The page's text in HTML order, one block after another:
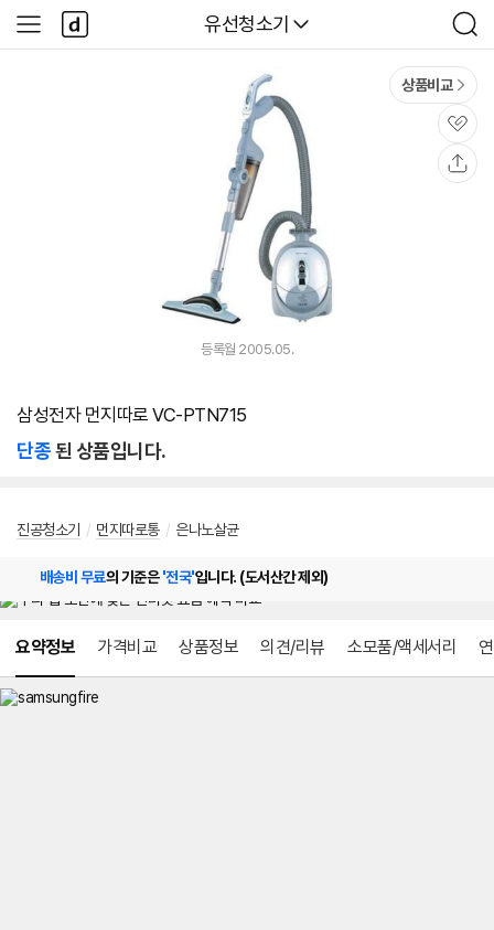
다나와
유선청소기
검
색
사
이
다
나
와
상품비교
관
심
등록월 2005.05.
삼성전자 먼지따로 VC-PTN715
단종된 상품입니다.
진공청소기 / 먼지따로통 / 은나노살균
배송비 무료의 기준은'전국'입니다. (도서산간 제외)
요약정보 가격비교 상품정보 의견/리뷰 소모품/액세서리